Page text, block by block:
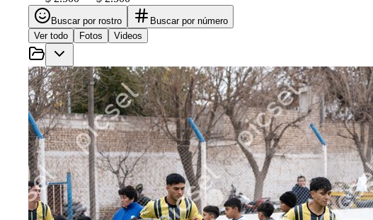
Buscar por rostro
Buscar por número
Ver todo
Fotos Videos